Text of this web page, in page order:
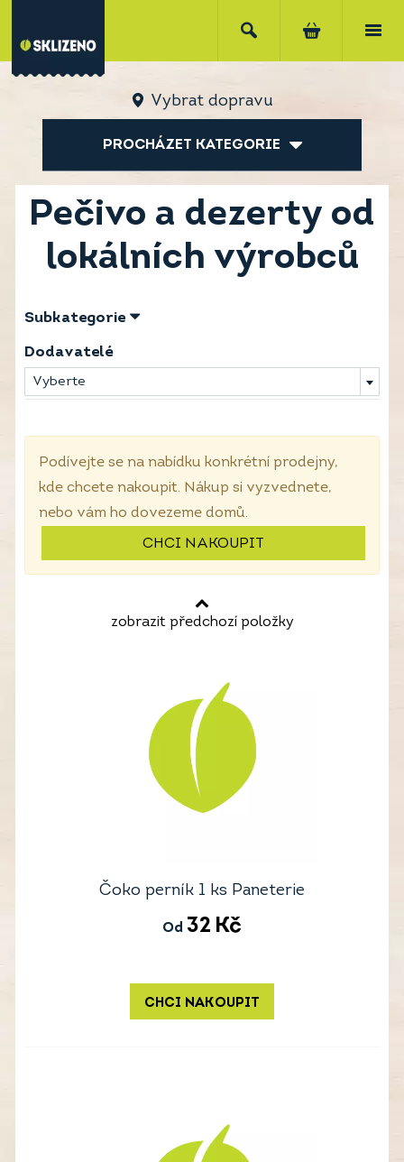
Vybrat dopravu
PROCHÁZET KATEGORIE
Pečivo a dezerty od
lokálních výrobců
Subkategorie
Dodavatelé
Vyberte
Podívejte se na nabídku konkrétní prodejny,
kde chcete nakoupit. Nákup si vyzvednete,
nebo vám ho dovezeme domů.
CHCI NAKOUPIT
zobrazit předchozí položky
Čoko perník 1 ks Paneterie
Od 32 Kč
CHCI NAKOUPIT